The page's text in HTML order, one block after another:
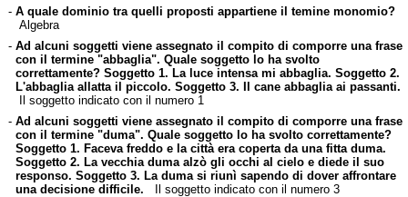
- A quale dominio tra quelli proposti appartiene il temine monomio?
Algebra
- Ad alcuni soggetti viene assegnato il compito di comporre una frase
con il termine "abbaglia". Quale soggetto lo ha svolto
correttamente? Soggetto 1. La luce intensa mi abbaglia. Soggetto 2.
L'abbaglia allatta il piccolo. Soggetto 3. Il cane abbaglia ai passanti.
Il soggetto indicato con il numero 1
- Ad alcuni soggetti viene assegnato il compito di comporre una frase
con il termine "duma". Quale soggetto lo ha svolto correttamente?
Soggetto 1. Faceva freddo e la città era coperta da una fitta duma.
Soggetto 2. La vecchia duma alzò gli occhi al cielo e diede il suo
responso. Soggetto 3. La duma si riunì sapendo di dover affrontare
una decisione difficile. Il soggetto indicato con il numero 3